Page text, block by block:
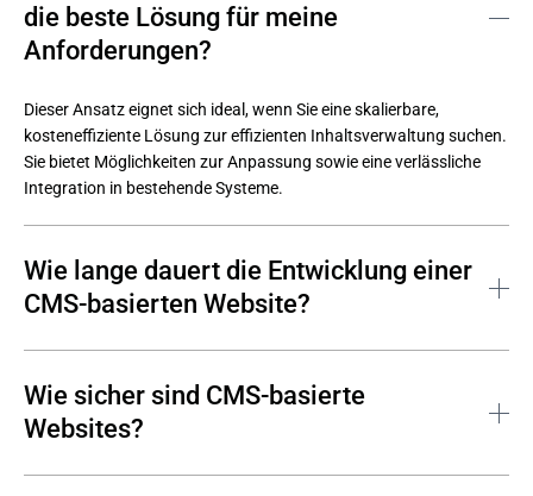
die beste Lösung für meine
Anforderungen?
Dieser Ansatz eignet sich ideal, wenn Sie eine skalierbare,
kosteneffiziente Lösung zur effizienten Inhaltsverwaltung suchen.
Sie bietet Möglichkeiten zur Anpassung sowie eine verlässliche
Integration in bestehende Systeme.
Wie lange dauert die Entwicklung einer
CMS-basierten Website?
Monate, abhängig von Komplexität, Anpassungen und
Integrationsanforderungen.
Wie sicher sind CMS-basierte
Websites?